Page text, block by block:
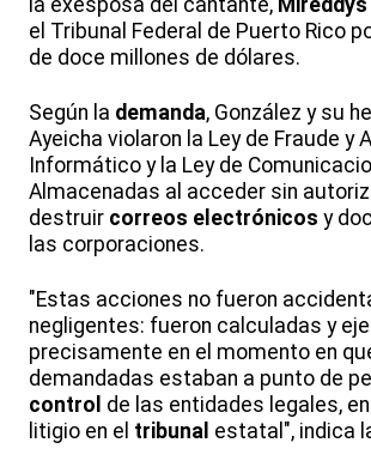
la exesposa del cantante,
el Tribunal Federal de Puerto Rico
de doce millones de dólares.
Según la demanda, González y su
Ayeicha violaron la Ley de Fraude y
Informático y la Ley de
Almacenadas al acceder sin
destruir correos electrónicos y
las corporaciones.
"Estas acciones no fueron
negligentes: fueron calculadas y
precisamente en el momento en
demandadas estaban a punto de
control de las entidades legales,
litigio en el tribunal estatal", indica